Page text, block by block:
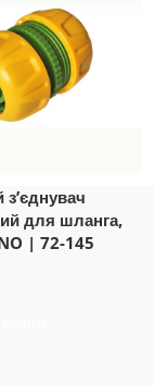
для шланга,
| 72-145